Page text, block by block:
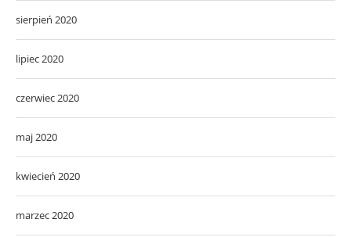
sierpień 2020
lipiec 2020
czerwiec 2020
maj 2020
kwiecień 2020
marzec 2020